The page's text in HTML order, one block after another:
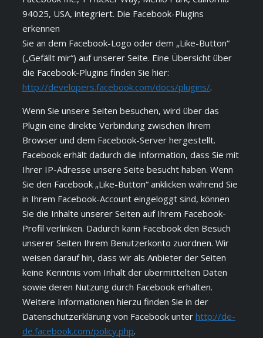
94025, USA, integriert. Die Facebook-Plugins
erkennen
Sie an dem Facebook-Logo oder dem „Like-Button“
(„Gefällt mir“) auf unserer Seite. Eine Übersicht über
die Facebook-Plugins finden Sie hier:
http://developers.facebook.com/docs/plugins/.
Wenn Sie unsere Seiten besuchen, wird über das
Plugin eine direkte Verbindung zwischen Ihrem
Browser und dem Facebook-Server hergestellt.
Facebook erhält dadurch die Information, dass Sie mit
Ihrer IP-Adresse unsere Seite besucht haben. Wenn
Sie den Facebook „Like-Button“ anklicken während Sie
in Ihrem Facebook-Account eingeloggt sind, können
Sie die Inhalte unserer Seiten auf Ihrem Facebook-
Profil verlinken. Dadurch kann Facebook den Besuch
unserer Seiten Ihrem Benutzerkonto zuordnen. Wir
weisen darauf hin, dass wir als Anbieter der Seiten
keine Kenntnis vom Inhalt der übermittelten Daten
sowie deren Nutzung durch Facebook erhalten.
Weitere Informationen hierzu finden Sie in der
Datenschutzerklärung von Facebook unter http://de-
de.facebook.com/policy.php.